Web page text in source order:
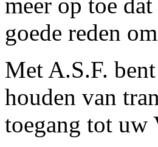
goede reden
Met A.S.F.
houden van
toegang tot uw